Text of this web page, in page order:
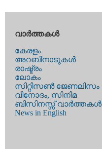
വാര്‍ത്തകള്‍
കേരളം
അറബിനാടുകള്‍
രാഷ്ട്രം
ലോകം
സിറ്റിസണ്‍ ജേണലിസം
വിനോദം, സിനിമ
ബിസിനസ്സ് വാര്‍ത്തകള്‍
News in English